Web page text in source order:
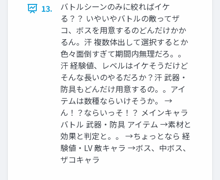
13.
バトルシーンのみに絞ればイケ
る？？ いやいやバトルの敵ってザ
コ、ボスを用意するのどんだけかか
るん。汗 複数体出して選択するとか
色々面倒すぎて期間内無理だろ。。
汗 経験値、レベルはイケそうだけど
そんな長いのやるだろか？汗 武器・
防具もどんだけ用意するの。。アイ
テムは数種ならいけそうか。 →
ん！？ならいっそ！？ メインキャラ
バトル 武器・防具 アイテム →素材と
効果と判定と。。 →ちょっとなら 経
験値・LV 敵キャラ →ボス、中ボス、
ザコキャラ